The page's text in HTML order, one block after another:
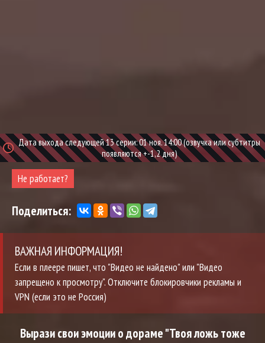
Дата выхода следующей 13 серии: 01 ноя. 14:00 (озвучка или субтитры
появляются +-1,2 дня)
Не работает?
Поделиться:
ВАЖНАЯ ИНФОРМАЦИЯ!
Если в плеере пишет, что "Видео не найдено" или "Видео
запрещено к просмотру". Отключите блокировчики рекламы и
VPN (если это не Россия)
Вырази свои эмоции о дораме "Твоя ложь тоже